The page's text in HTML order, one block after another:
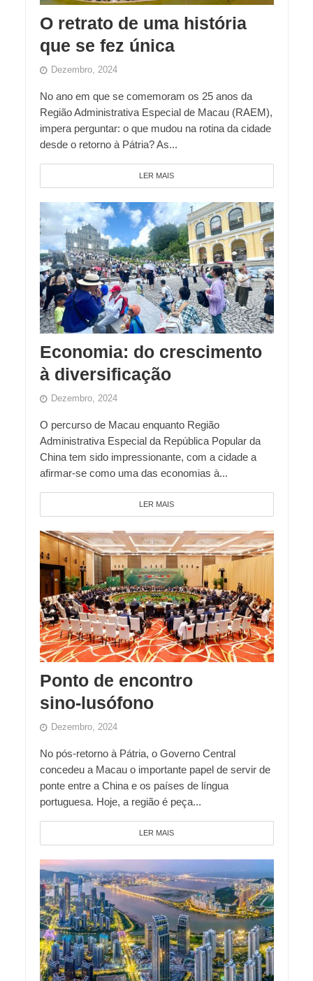
O retrato de uma história
que se fez única
Dezembro, 2024
No ano em que se comemoram os 25 anos da
Região Administrativa Especial de Macau (RAEM),
impera perguntar: o que mudou na rotina da cidade
desde o retorno à Pátria? As...
LER MAIS
Economia: do crescimento
à diversificação
Dezembro, 2024
O percurso de Macau enquanto Região
Administrativa Especial da República Popular da
China tem sido impressionante, com a cidade a
afirmar-se como uma das economias à...
LER MAIS
Ponto de encontro
sino‑lusófono
Dezembro, 2024
No pós-retorno à Pátria, o Governo Central
concedeu a Macau o importante papel de servir de
ponte entre a China e os países de língua
portuguesa. Hoje, a região é peça...
LER MAIS